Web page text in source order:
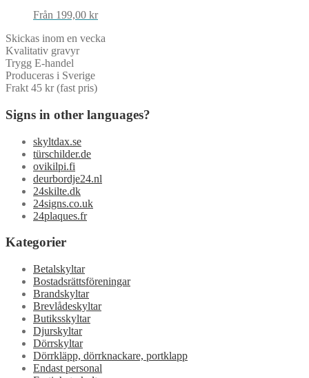
Från 199,00 kr
Skickas inom en vecka
Kvalitativ gravyr
Trygg E-handel
Produceras i Sverige
Frakt 45 kr (fast pris)
Signs in other languages?
skyltdax.se
türschilder.de
ovikilpi.fi
deurbordje24.nl
24skilte.dk
24signs.co.uk
24plaques.fr
Kategorier
Betalskyltar
Bostadsrättsföreningar
Brandskyltar
Brevlådeskyltar
Butiksskyltar
Djurskyltar
Dörrskyltar
Dörrkläpp, dörrknackare, portklapp
Endast personal